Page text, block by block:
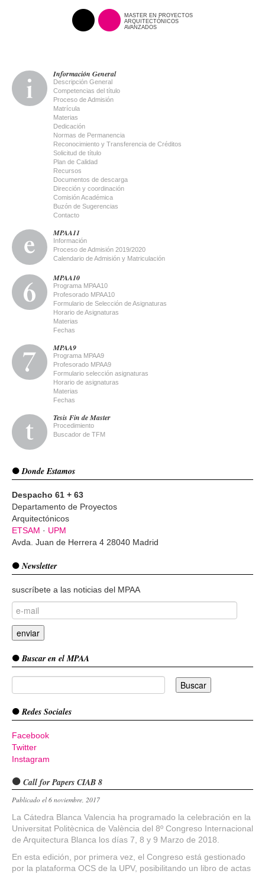
MASTER EN PROYECTOS
ARQUITECTÓNICOS
AVANZADOS
Información General
Descripción General
Competencias del título
Proceso de Admisión
Matrícula
Materias
Dedicación
Normas de Permanencia
Reconocimiento y Transferencia de Créditos
Solicitud de título
Plan de Calidad
Recursos
Documentos de descarga
Dirección y coordinación
Comisión Académica
Buzón de Sugerencias
Contacto
MPAA11
Información
Proceso de Admisión 2019/2020
Calendario de Admisión y Matriculación
MPAA10
Programa MPAA10
Profesorado MPAA10
Formulario de Selección de Asignaturas
Horario de Asignaturas
Materias
Fechas
MPAA9
Programa MPAA9
Profesorado MPAA9
Formulario selección asignaturas
Horario de asignaturas
Materias
Fechas
Tesis Fin de Master
Procedimiento
Buscador de TFM
Donde Estamos
Despacho 61 + 63
Departamento de Proyectos
Arquitectónicos
ETSAM · UPM
Avda. Juan de Herrera 4 28040 Madrid
Newsletter
suscríbete a las noticias del MPAA
Buscar en el MPAA
Redes Sociales
Facebook
Twitter
Instagram
Call for Papers CIAB 8
Publicado el 6 noviembre, 2017
La Cátedra Blanca Valencia ha programado la celebración en la
Universitat Politècnica de València del 8º Congreso Internacional
de Arquitectura Blanca los días 7, 8 y 9 Marzo de 2018.
En esta edición, por primera vez, el Congreso está gestionado
por la plataforma OCS de la UPV, posibilitando un libro de actas